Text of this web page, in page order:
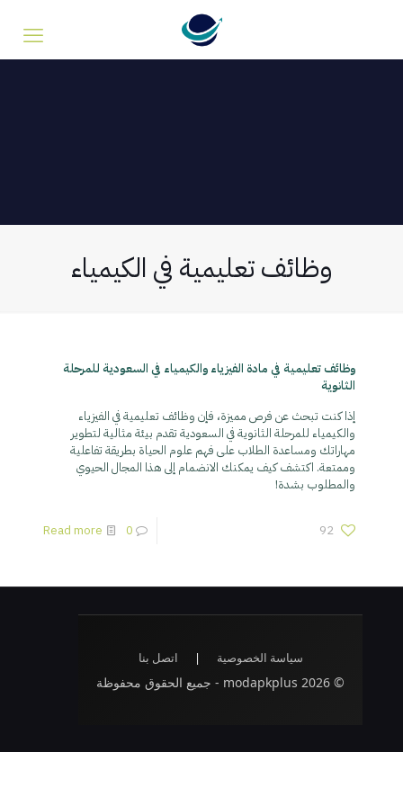
وظائف تعليمية في الكيمياء
وظائف تعليمية في مادة الفيزياء والكيمياء في السعودية للمرحلة
الثانوية
إذا كنت تبحث عن فرص مميزة، فإن وظائف تعليمية في الفيزياء
والكيمياء للمرحلة الثانوية في السعودية تقدم بيئة مثالية لتطوير
مهاراتك ومساعدة الطلاب على فهم علوم الحياة بطريقة تفاعلية
وممتعة. اكتشف كيف يمكنك الانضمام إلى هذا المجال الحيوي
والمطلوب بشدة!
92
0
Read more
سياسة الخصوصية | اتصل بنا
© 2026 modapkplus - جميع الحقوق محفوظة